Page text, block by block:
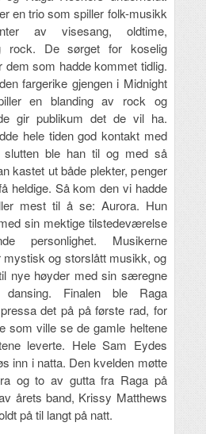
en trio som spiller folk-musikk
av visesang, oldtime,
rock. De sørget for koselig
som hadde kommet tidlig.
fargerike gjengen i Midnight
en blanding av rock og
gir publikum det de vil ha.
hele tiden god kontakt med
slutten ble han til og med så
kastet ut både plekter, penger
heldige. Så kom den vi hadde
mest til å se: Aurora. Hun
sin mektige tilstedeværelse
personlighet. Musikerne
mystisk og storslått musikk, og
nye høyder med sin særegne
Finalen ble Raga
det på på første rad, for
som ville se de gamle heltene
leverte. Hele Sam Eydes
inn i natta. Den kvelden møtte
og to av gutta fra Raga på
årets band, Krissy Matthews
på til langt på natt.